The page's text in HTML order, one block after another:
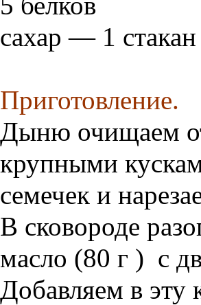
сахар — 1 стакан
Приготовление.
Дыню очищаем
крупными
семечек и
В сковороде
масло (80 г ) с
Добавляем в эту